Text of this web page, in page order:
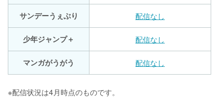
サンデーうぇぶり 配信なし
少年ジャンプ＋ 配信なし
マンガがうがう 配信なし
※配信状況は4月時点のものです。